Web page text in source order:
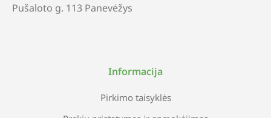
Pušaloto g. 113 Panevėžys
Informacija
Pirkimo taisyklės